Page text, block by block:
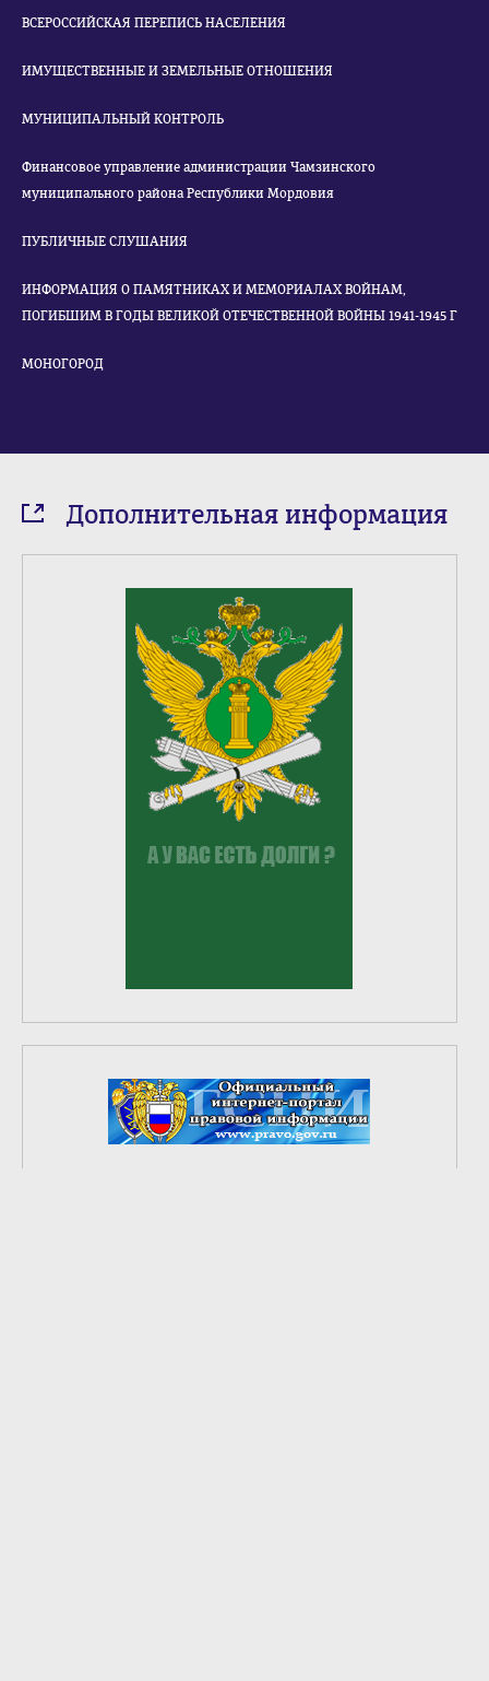
ВСЕРОССИЙСКАЯ ПЕРЕПИСЬ НАСЕЛЕНИЯ
ИМУЩЕСТВЕННЫЕ И ЗЕМЕЛЬНЫЕ ОТНОШЕНИЯ
МУНИЦИПАЛЬНЫЙ КОНТРОЛЬ
Финансовое управление администрации Чамзинского
муниципального района Республики Мордовия
ПУБЛИЧНЫЕ СЛУШАНИЯ
ИНФОРМАЦИЯ О ПАМЯТНИКАХ И МЕМОРИАЛАХ ВОЙНАМ,
ПОГИБШИМ В ГОДЫ ВЕЛИКОЙ ОТЕЧЕСТВЕННОЙ ВОЙНЫ 1941-1945 Г
МОНОГОРОД
Дополнительная информация